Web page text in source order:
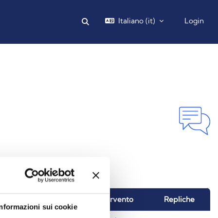
sui cookie
Attiva/disattiva input di ricerca
Italiano ‎(it)‎ Login
Ultimo intervento
Repliche